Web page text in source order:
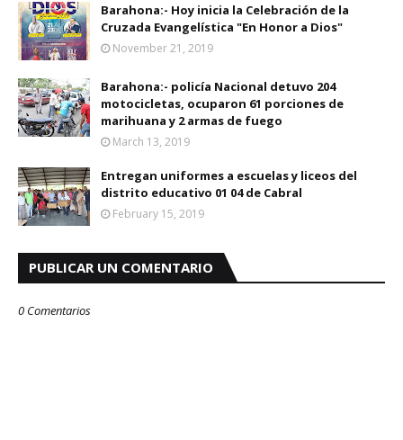
Barahona:- Hoy inicia la Celebración de la
Cruzada Evangelística "En Honor a Dios"
November 21, 2019
Barahona:- policía Nacional detuvo 204
motocicletas, ocuparon 61 porciones de
marihuana y 2 armas de fuego
March 13, 2019
Entregan uniformes a escuelas y liceos del
distrito educativo 01 04 de Cabral
February 15, 2019
PUBLICAR UN COMENTARIO
0 Comentarios